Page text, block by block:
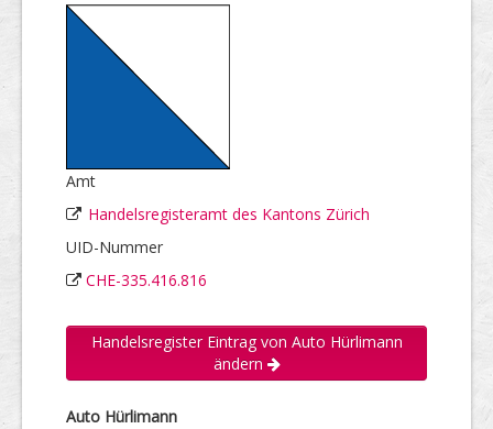
Amt
Handelsregisteramt des Kantons Zürich
UID-Nummer
CHE-335.416.816
Handelsregister Eintrag von Auto Hürlimann
ändern
Auto Hürlimann